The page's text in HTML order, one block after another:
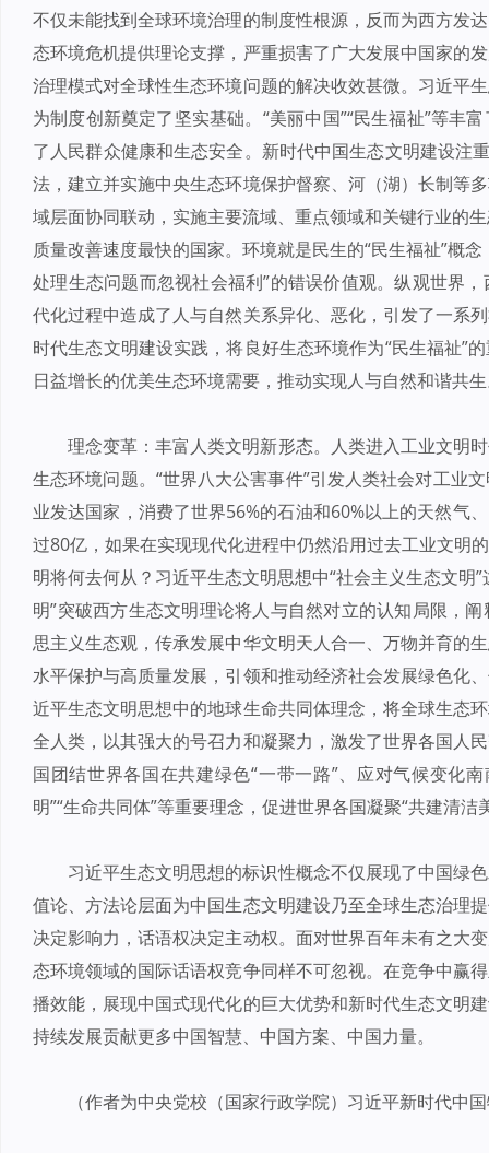
不仅未能找到全球环境治理的制度性根源，反而为西方发
态环境危机提供理论支撑，严重损害了广大发展中国家的
治理模式对全球性生态环境问题的解决收效甚微。习近平
为制度创新奠定了坚实基础。“美丽中国”“民生福祉”等丰
了人民群众健康和生态安全。新时代中国生态文明建设注
法，建立并实施中央生态环境保护督察、河（湖）长制等
域层面协同联动，实施主要流域、重点领域和关键行业的
质量改善速度最快的国家。环境就是民生的“民生福祉”概
处理生态问题而忽视社会福利”的错误价值观。纵观世界
代化过程中造成了人与自然关系异化、恶化，引发了一系
时代生态文明建设实践，将良好生态环境作为“民生福祉”
日益增长的优美生态环境需要，推动实现人与自然和谐共
理念变革：丰富人类文明新形态。人类进入工业文明
生态环境问题。“世界八大公害事件”引发人类社会对工业
业发达国家，消费了世界56%的石油和60%以上的天然气
过80亿，如果在实现现代化进程中仍然沿用过去工业文明
明将何去何从？习近平生态文明思想中“社会主义生态文明
明”突破西方生态文明理论将人与自然对立的认知局限，
思主义生态观，传承发展中华文明天人合一、万物并育的
水平保护与高质量发展，引领和推动经济社会发展绿色化
近平生态文明思想中的地球生命共同体理念，将全球生态
全人类，以其强大的号召力和凝聚力，激发了世界各国人
国团结世界各国在共建绿色“一带一路”、应对气候变化
明”“生命共同体”等重要理念，促进世界各国凝聚“共建清
习近平生态文明思想的标识性概念不仅展现了中国绿
值论、方法论层面为中国生态文明建设乃至全球生态治理
决定影响力，话语权决定主动权。面对世界百年未有之大
态环境领域的国际话语权竞争同样不可忽视。在竞争中赢
播效能，展现中国式现代化的巨大优势和新时代生态文明
持续发展贡献更多中国智慧、中国方案、中国力量。
（作者为中央党校（国家行政学院）习近平新时代中